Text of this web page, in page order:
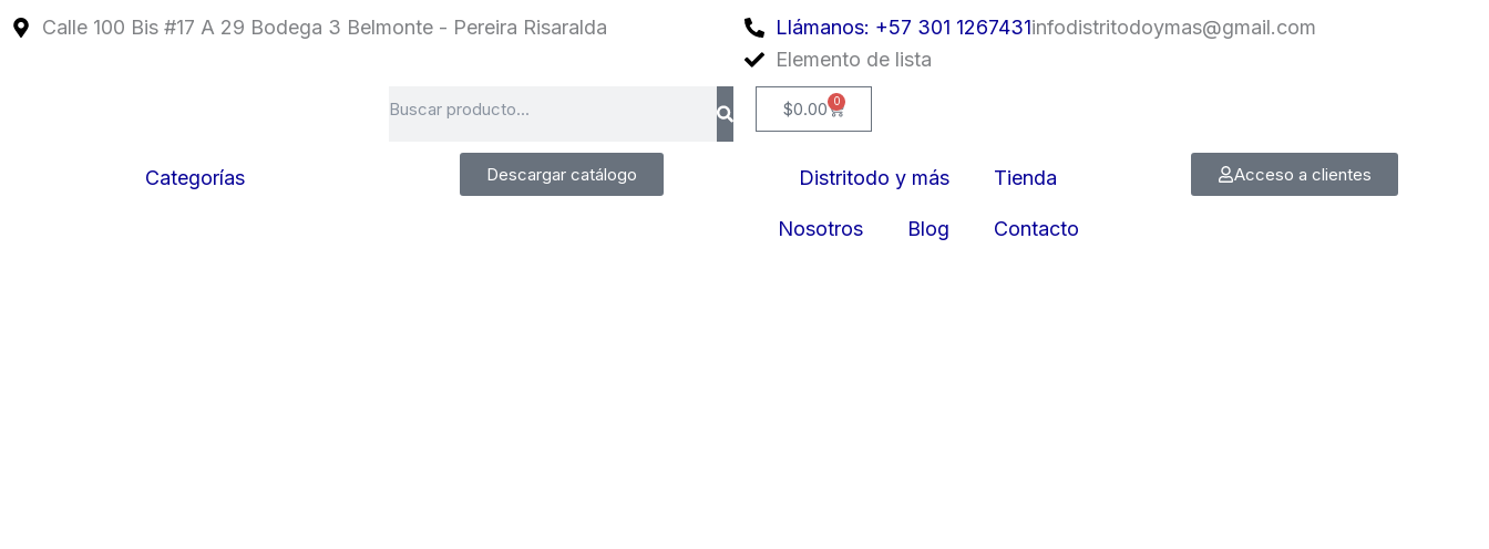
Calle 100 Bis #17 A 29 Bodega 3 Belmonte - Pereira Risaralda Llámanos: +57 301 1267431infodistritodoymas@gmail.com
Elemento de lista
$0.00 0
Cart
Categorías Descargar catálogo Distritodo y más Tienda
Nosotros Blog Contacto
Acceso a clientes